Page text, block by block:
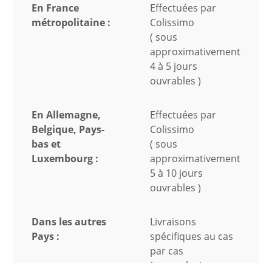
En France
métropolitaine :
Effectuées par
Colissimo
( sous
approximativement
4 à 5 jours
ouvrables )
En Allemagne,
Belgique, Pays-
bas et
Luxembourg :
Effectuées par
Colissimo
( sous
approximativement
5 à 10 jours
ouvrables )
Dans les autres
Pays :
Livraisons
spécifiques au cas
par cas